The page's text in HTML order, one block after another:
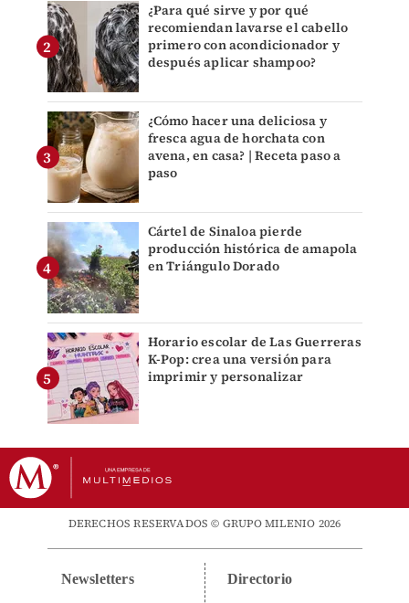
¿Para qué sirve y por qué
recomiendan lavarse el cabello
primero con acondicionador y
después aplicar shampoo?
¿Cómo hacer una deliciosa y
fresca agua de horchata con
avena, en casa? | Receta paso a
paso
Cártel de Sinaloa pierde
producción histórica de amapola
en Triángulo Dorado
Horario escolar de Las Guerreras
K-Pop: crea una versión para
imprimir y personalizar
DERECHOS RESERVADOS © GRUPO MILENIO 2026
Newsletters Directorio